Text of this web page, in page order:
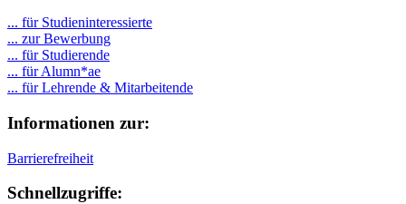
... für Studieninteressierte
... zur Bewerbung
... für Studierende
... für Alumn*ae
... für Lehrende & Mitarbeitende
Informationen zur:
Barrierefreiheit
Schnellzugriffe: